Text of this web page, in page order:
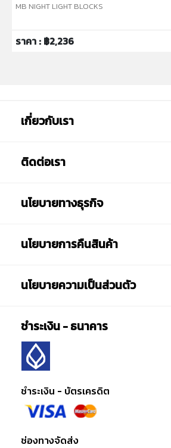
MB NIGHT LIGHT BLOCKS
ราคา : ฿2,236
เกี่ยวกับเรา
ติดต่อเรา
นโยบายทางธุรกิจ
นโยบายการคืนสินค้า
นโยบายความเป็นส่วนตัว
ชำระเงิน - ธนาคาร
ชำระเงิน - บัตรเครดิต
ช่องทางจัดส่ง